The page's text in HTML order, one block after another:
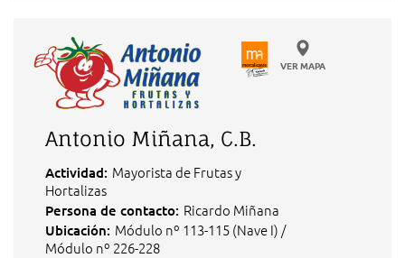
VER MAPA
Antonio Miñana, C.B.
Actividad: Mayorista de Frutas y
Hortalizas
Persona de contacto: Ricardo Miñana
Ubicación: Módulo nº 113-115 (Nave I) /
Módulo nº 226-228